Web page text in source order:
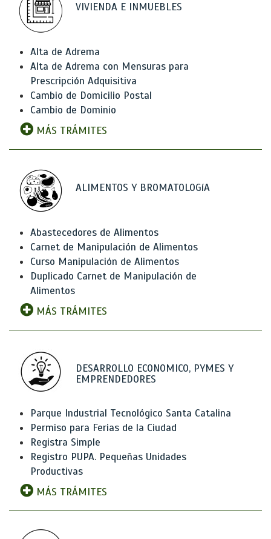
VIVIENDA E INMUEBLES
Alta de Adrema
Alta de Adrema con Mensuras para
Prescripción Adquisitiva
Cambio de Domicilio Postal
Cambio de Dominio
MÁS TRÁMITES
ALIMENTOS Y BROMATOLOGíA
Abastecedores de Alimentos
Carnet de Manipulación de Alimentos
Curso Manipulación de Alimentos
Duplicado Carnet de Manipulación de
Alimentos
MÁS TRÁMITES
DESARROLLO ECONOMICO, PYMES Y
EMPRENDEDORES
Parque Industrial Tecnológico Santa Catalina
Permiso para Ferias de la Ciudad
Registra Simple
Registro PUPA. Pequeñas Unidades
Productivas
MÁS TRÁMITES